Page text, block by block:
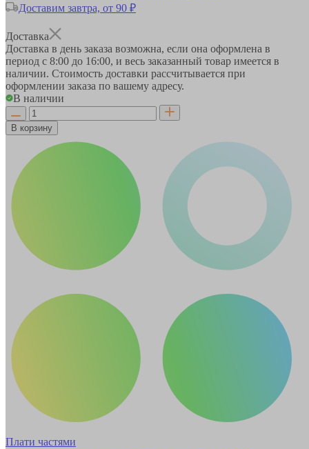
Доставим завтра, от 90 ₽
Доставка
Доставка в день заказа возможна, если она оформлена в
период с 8:00 до 16:00, и весь заказанный товар имеется в
наличии. Стоимость доставки рассчитывается при
оформлении заказа по вашему адресу.
В наличии
В корзину
Плати частями